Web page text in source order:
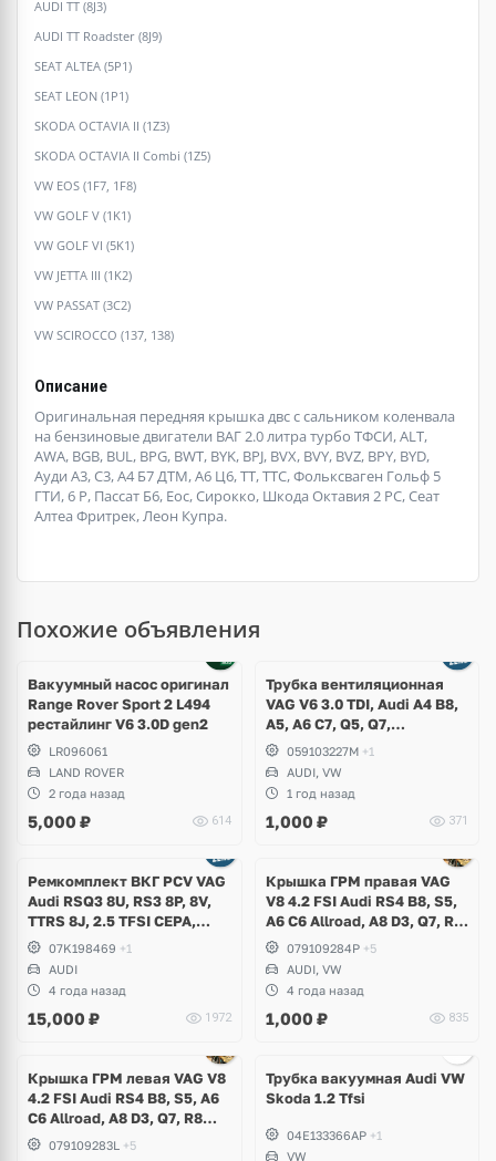
AUDI TT (8J3)
AUDI TT Roadster (8J9)
SEAT ALTEA (5P1)
SEAT LEON (1P1)
SKODA OCTAVIA II (1Z3)
SKODA OCTAVIA II Combi (1Z5)
VW EOS (1F7, 1F8)
VW GOLF V (1K1)
VW GOLF VI (5K1)
VW JETTA III (1K2)
VW PASSAT (3C2)
VW SCIROCCO (137, 138)
Описание
Оригинальная передняя крышка двс с сальником коленвала
на бензиновые двигатели ВАГ 2.0 литра турбо ТФСИ, ALT,
AWA, BGB, BUL, BPG, BWT, BYK, BPJ, BVX, BVY, BVZ, BPY, BYD,
Ауди А3, С3, А4 Б7 ДТМ, А6 Ц6, ТТ, ТТС, Фольксваген Гольф 5
ГТИ, 6 Р, Пассат Б6, Еос, Сирокко, Шкода Октавия 2 РС, Сеат
Алтеа Фритрек, Леон Купра.
Похожие объявления
Вакуумный насос оригинал
Range Rover Sport 2 L494
рестайлинг V6 3.0D gen2
LR096061
LAND ROVER
2 года назад
5,000 ₽ 614
Трубка вентиляционная
VAG V6 3.0 TDI, Audi A4 B8,
A5, A6 C7, Q5, Q7,
Volkswagen Touareg GP, NF
059103227M +1
AUDI, VW
1 год назад
1,000 ₽ 371
Ремкомплект ВКГ PCV VAG
Audi RSQ3 8U, RS3 8P, 8V,
TTRS 8J, 2.5 TFSI CEPA,
CZGA, CZGB, CTSA
07K198469 +1
AUDI
4 года назад
15,000 ₽ 1972
Крышка ГРМ правая VAG
V8 4.2 FSI Audi RS4 B8, S5,
A6 C6 Allroad, A8 D3, Q7, R8
Spyder, Volkswagen
Touareg 1, NF
079109284P +5
AUDI, VW
4 года назад
1,000 ₽ 835
Крышка ГРМ левая VAG V8
4.2 FSI Audi RS4 B8, S5, A6
C6 Allroad, A8 D3, Q7, R8
Spyder, Volkswagen
079109283L
+5
Трубка вакуумная Audi VW
Skoda 1.2 Tfsi
04E133366AP +1
VW